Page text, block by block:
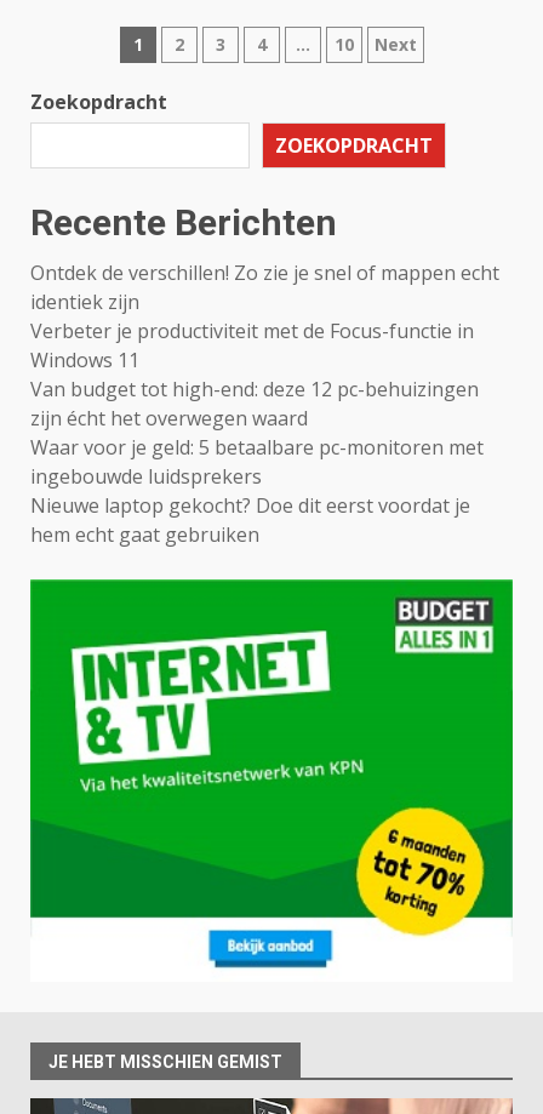
Berichten
paginering
1 2 3 4 … 10 Next
Zoekopdracht
ZOEKOPDRACHT
Recente Berichten
Ontdek de verschillen! Zo zie je snel of mappen echt
identiek zijn
Verbeter je productiviteit met de Focus-functie in
Windows 11
Van budget tot high-end: deze 12 pc-behuizingen
zijn écht het overwegen waard
Waar voor je geld: 5 betaalbare pc-monitoren met
ingebouwde luidsprekers
Nieuwe laptop gekocht? Doe dit eerst voordat je
hem echt gaat gebruiken
JE HEBT MISSCHIEN GEMIST